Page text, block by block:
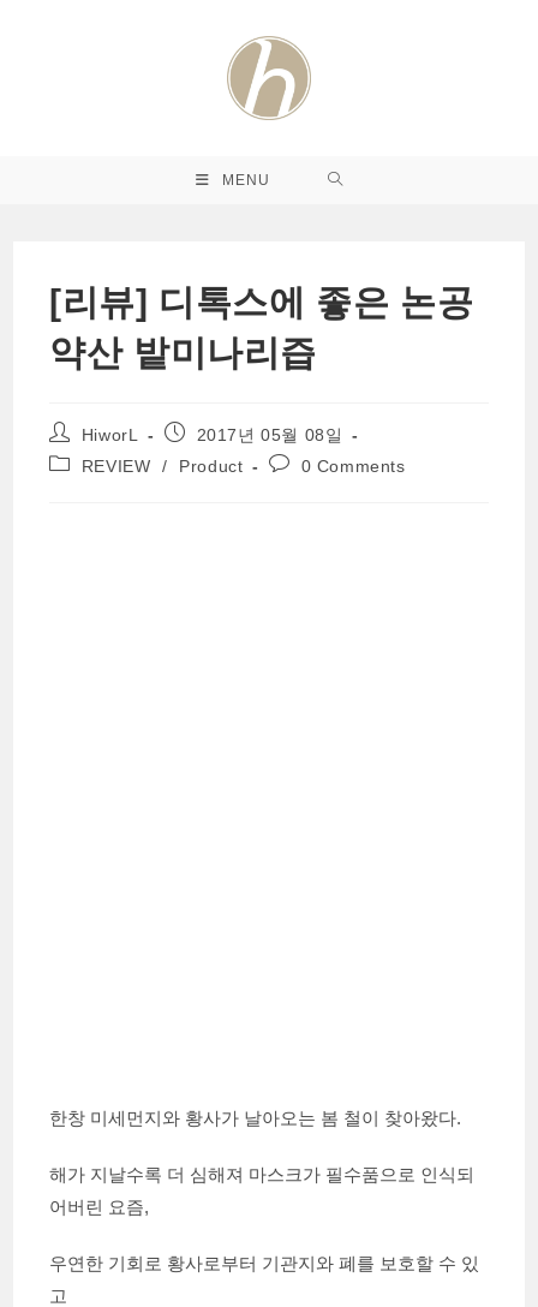
MENU
[리뷰] 디톡스에 좋은 논공
약산 밭미나리즙
Post
author:
HiworL
Post2017년 05월 08일
PostREVIEW / Product
Post0 Comments
한창 미세먼지와 황사가 날아오는 봄 철이 찾아왔다.
해가 지날수록 더 심해져 마스크가 필수품으로 인식되
어버린 요즘,
우연한 기회로 황사로부터 기관지와 폐를 보호할 수 있
고